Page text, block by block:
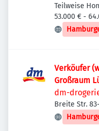
Deutschland
Teilweise
53.000 € -
Verköufer
Großraum
dm-
Breite Str.